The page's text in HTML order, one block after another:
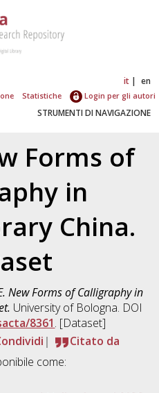
it en
Statistiche Login per gli autori
STRUMENTI DI NAVIGAZIONE
Forms of
in
China.
New Forms of Calligraphy in
University of Bologna. DOI
8361. [Dataset]
Citato da
come: